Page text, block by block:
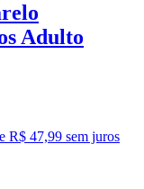
Adulto
R$ 47,99 sem juros